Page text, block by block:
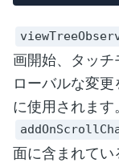
画開始、タッ
ローバルな変
に使用されます。
面に含まれて